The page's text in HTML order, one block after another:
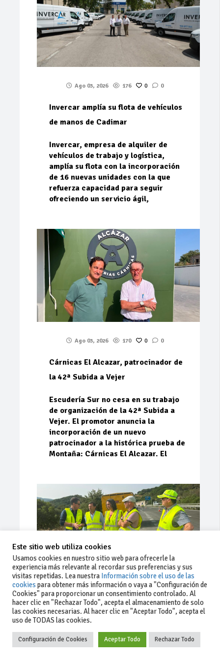
Ago 03, 2026 176 0 0
Invercar amplía su flota de vehículos
de manos de Cadimar
Invercar, empresa de alquiler de
vehículos de trabajo y logística,
amplía su flota con la incorporación
de 16 nuevas unidades con la que
refuerza capacidad para seguir
ofreciendo un servicio ágil,
Ago 03, 2026 170 0 0
Cárnicas El Alcazar, patrocinador de
la 42ª Subida a Vejer
Escudería Sur no cesa en su trabajo
de organización de la 42ª Subida a
Vejer. El promotor anuncia la
incorporación de un nuevo
patrocinador a la histórica prueba de
Montaña: Cárnicas El Alcazar. El
Ago 03, 2026 93 0 0
La Junta implementa mejoras en la
A381 por Los Barrios
Este sitio web utiliza cookies
Usamos cookies en nuestro sitio web para ofrecerle la
experiencia más relevante al recordar sus preferencias y sus
visitas repetidas. Lea nuestra Información sobre el uso de las
cookies para obtener más información o vaya a "Configuración de
Cookies" para proporcionar un consentimiento controlado. Al
hacer clic en "Rechazar Todo", acepta el almacenamiento de solo
las cookies necesarias. Al hacer clic en "Aceptar Todo", acepta el
uso de TODAS las cookies.
Configuración de Cookies Aceptar Todo Rechazar Todo